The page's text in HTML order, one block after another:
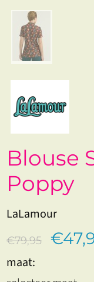
Blouse
Poppy
LaLamour
€79,95
maat: